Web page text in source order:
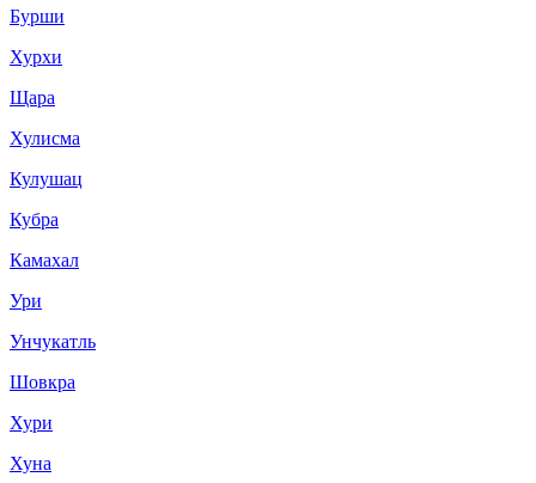
Бурши
Хурхи
Щара
Хулисма
Кулушац
Кубра
Камахал
Ури
Унчукатль
Шовкра
Хури
Хуна